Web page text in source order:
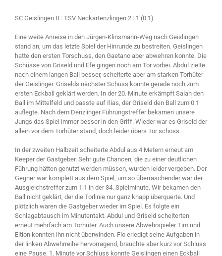
SC Geislingen II : TSV Neckartenzlingen 2 : 1 (0:1)
Eine weite Anreise in den Jürgen-Klinsmann-Weg nach Geislingen
stand an, um das letzte Spiel der Hinrunde zu bestreiten. Geislingen
hatte den ersten Torschuss, den Gaetano aber abwehren konnte. Die
Schüsse von Griseld und Efe gingen noch am Tor vorbei. Abdul zielte
nach einem langen Ball besser, scheiterte aber am starken Torhüter
der Geislinger. Griselds nächster Schuss konnte gerade noch zum
ersten Eckball geklärt werden. In der 20. Minute erkämpft Salah den
Ball im Mittelfeld und passte auf Ilias, der Griseld den Ball zum 0:1
auflegte. Nach dem Denzlinger Führungstreffer bekamen unsere
Jungs das Spiel immer besser in den Griff. Wieder war es Griseld der
allein vor dem Torhüter stand, doch leider übers Tor schoss.
In der zweiten Halbzeit scheiterte Abdul aus 4 Metern erneut am
Keeper der Gastgeber. Sehr gute Chancen, die zu einer deutlichen
Führung hätten genutzt werden müssen, wurden leider vergeben. Der
Gegner war komplett aus dem Spiel, um so überraschender war der
Ausgleichstreffer zum 1:1 in der 34. Spielminute. Wir bekamen den
Ball nicht geklärt, der die Torlinie nur ganz knapp überquerte. Und
plötzlich waren die Gastgeber wieder im Spiel. Es folgte ein
Schlagabtausch im Minutentakt. Abdul und Griseld scheiterten
erneut mehrfach am Torhüter. Auch unsere Abwehrspieler Tim und
Eltion konnten ihn nicht überwinden. Flo erledigt seine Aufgaben in
der linken Abwehrreihe hervorragend, brauchte aber kurz vor Schluss
eine Pause. 1. Minute vor Schluss konnte Geislingen einen Eckball